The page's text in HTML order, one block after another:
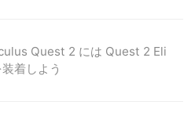
Quest 2 には Quest 2 Eli
着しよう